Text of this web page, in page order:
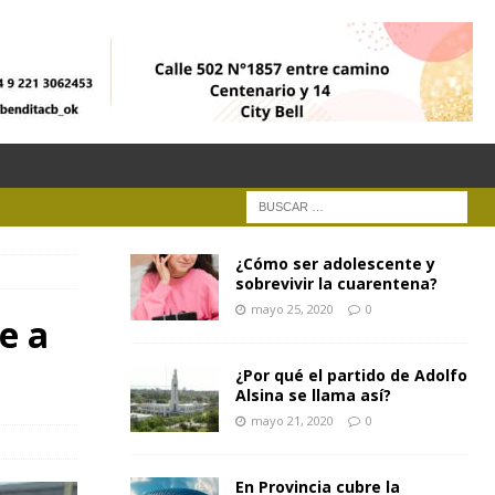
a
¿Cómo ser adolescente y
sobrevivir la cuarentena?
mayo 25, 2020 0
¿Por qué el partido de Adolfo
Alsina se llama así?
mayo 21, 2020 0
En Provincia cubre la